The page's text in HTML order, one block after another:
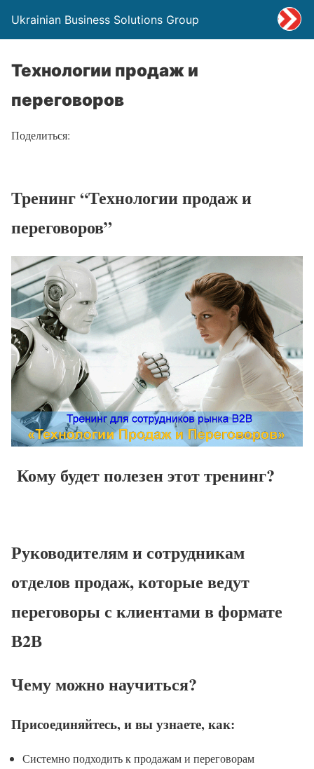
Ukrainian Business Solutions Group
Технологии продаж и
переговоров
Поделиться:
Тренинг “Технологии продаж и
переговоров”
Кому будет полезен этот тренинг?
Руководителям и сотрудникам
отделов продаж, которые ведут
переговоры с клиентами в формате
В2В
Чему можно научиться?
Присоединяйтесь, и вы узнаете, как:
Системно подходить к продажам и переговорам